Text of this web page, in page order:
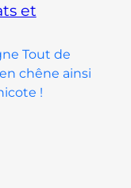
et
Tout de
chêne ainsi
!